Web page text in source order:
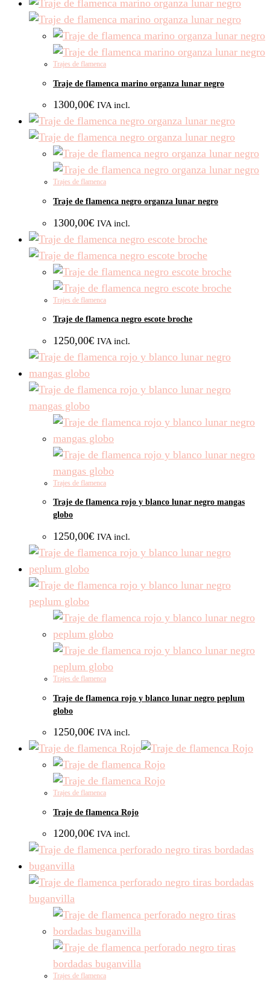
Trajes de flamenca
Traje de flamenca marino organza lunar negro
1300,00€ IVA incl.
Trajes de flamenca
Traje de flamenca negro organza lunar negro
1300,00€ IVA incl.
Trajes de flamenca
Traje de flamenca negro escote broche
1250,00€ IVA incl.
Trajes de flamenca
Traje de flamenca rojo y blanco lunar negro mangas
globo
1250,00€ IVA incl.
Trajes de flamenca
Traje de flamenca rojo y blanco lunar negro peplum
globo
1250,00€ IVA incl.
Trajes de flamenca
Traje de flamenca Rojo
1200,00€ IVA incl.
Trajes de flamenca